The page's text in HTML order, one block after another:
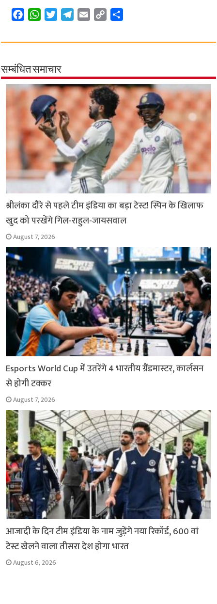
c
b
o
o
W
a
s
A
p
p
i
t
e
r
l
r
a
m
a
p
i
n
k
a
सम्बंधित समाचार
श्रीलंका दौरे से पहले टीम इंडिया का बड़ा टेस्ट! स्पिन के खिलाफ
खुद को परखेंगे गिल-राहुल-जायसवाल
August 7, 2026
Esports World Cup में उतरेंगे 4 भारतीय ग्रैंडमास्टर, कार्लसन
से होगी टक्कर
August 7, 2026
आजादी के दिन टीम इंडिया के नाम जुड़ेंगे नया रिकॉर्ड, 600 वां
टेस्ट खेलने वाला तीसरा देश होगा भारत
August 6, 2026